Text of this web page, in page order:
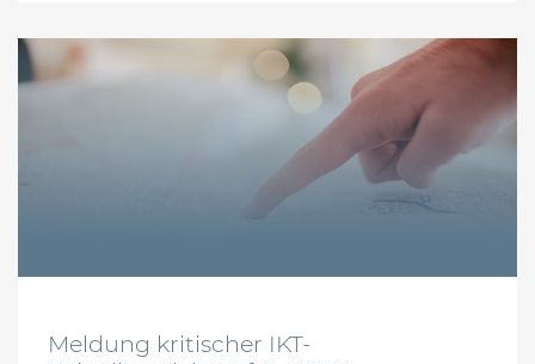
Meldung kritischer IKT-